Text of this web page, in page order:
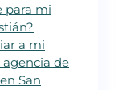
para mi
a mi
de
San